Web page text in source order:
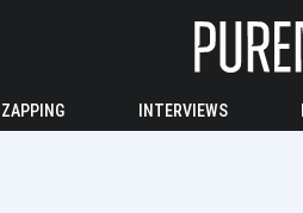
ZAPPING INTERVIEWS